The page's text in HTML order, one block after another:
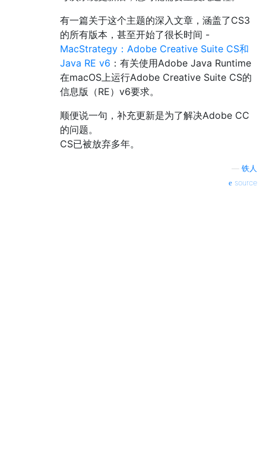
有一篇关于这个主题的深入文章，涵盖了CS3
的所有版本，甚至开始了很长时间 -
MacStrategy：Adobe Creative Suite CS和
Java RE v6 ：有关使用Adobe Java Runtime
在macOS上运行Adobe Creative Suite CS的
信息版（RE）v6要求。
顺便说一句，补充更新是为了解决Adobe CC
的问题。
CS已被放弃多年。
铁人
source